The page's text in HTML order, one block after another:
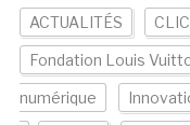
ACTUALITÉS
Fondation Louis
numérique